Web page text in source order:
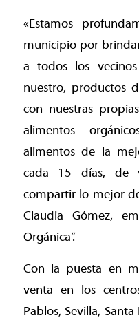
«Estamos
municipio por
a todos los
nuestro, productos
con nuestras
alimentos
alimentos de la
cada 15 días, de
compartir lo mejor
Claudia Gómez,
Orgánica”.
Con la puesta en
venta en los
Pablos, Sevilla,